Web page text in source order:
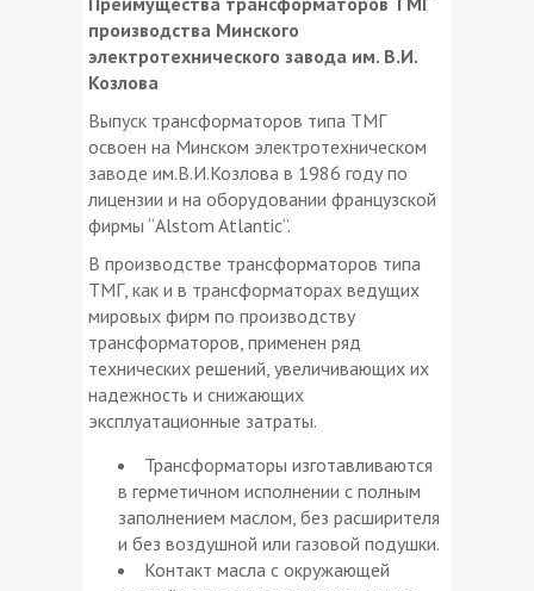
производства Минского
электротехнического завода им. В.И.
Козлова
Выпуск трансформаторов типа ТМГ
освоен на Минском электротехническом
заводе им.В.И.Козлова в 1986 году по
лицензии и на оборудовании французской
фирмы “Alstom Atlantic”.
В производстве трансформаторов типа
ТМГ, как и в трансформаторах ведущих
мировых фирм по производству
трансформаторов, применен ряд
технических решений, увеличивающих их
надежность и снижающих
эксплуатационные затраты.
Трансформаторы изготавливаются
в герметичном исполнении с полным
заполнением маслом, без расширителя
и без воздушной или газовой подушки.
Контакт масла с окружающей